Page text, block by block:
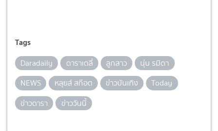
Tags
Daradaily ดาราเดลี่ ลูกสาว
นุ่น รมิดา
NEWS
หลุยส์ สก๊อต ข่าวบันเทิง
Today
ข่าวดารา
ข่าววันนี้